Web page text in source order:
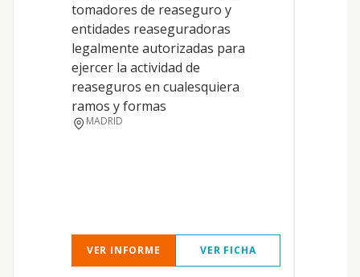
tomadores de reaseguro y
entidades reaseguradoras
legalmente autorizadas para
ejercer la actividad de
reaseguros en cualesquiera
ramos y formas
MADRID
VER INFORME VER FICHA